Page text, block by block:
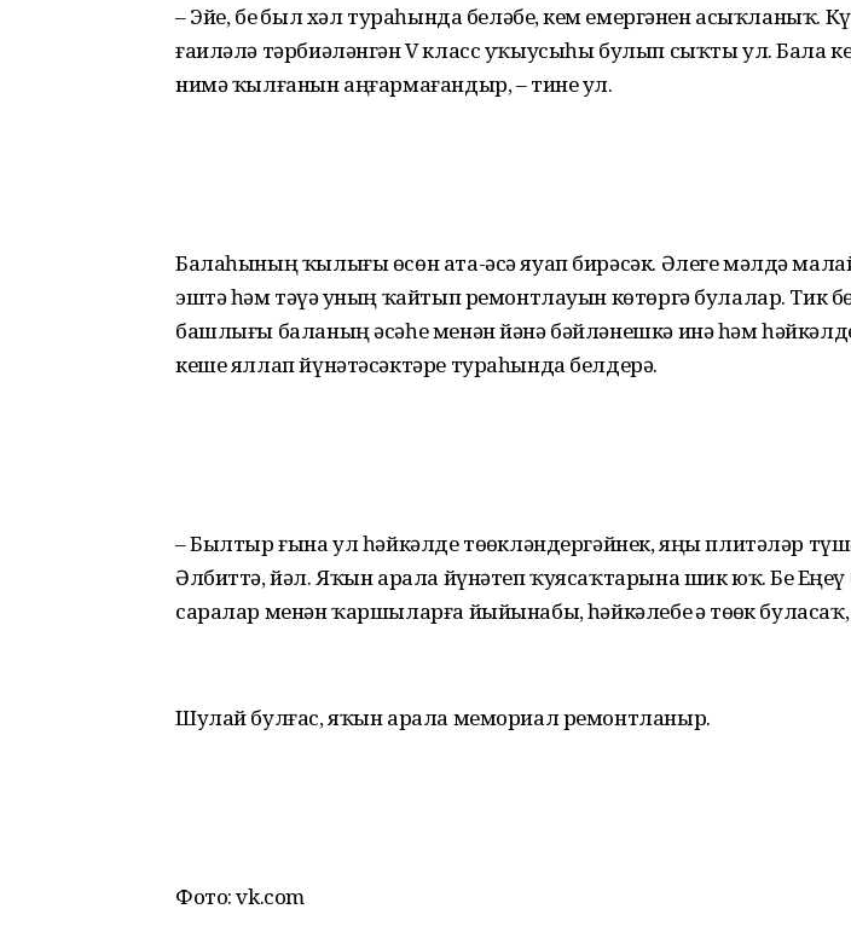
– Эйе, беҙ был хәл тураһында беләбеҙ, кем емергәнен асыҡланыҡ.
ғаиләлә тәрбиәләнгән V класс уҡыусыһы булып сыҡты ул. Бала
нимә ҡылғанын аңғармағандыр, – тине ул.
Балаһының ҡылығы өсөн ата-әсә яуап бирәсәк. Әлеге мәлдә
эштә һәм тәүҙә уның ҡайтып ремонтлауын көтөргә булалар. Тик
башлығы баланың әсәһе менән йәнә бәйләнешкә инә һәм
кеше яллап йүнәтәсәктәре тураһында белдерә.
– Былтыр ғына ул һәйкәлде төҙөкләндергәйнек, яңы плитәләр
Әлбиттә, йәл. Яҡын арала йүнәтеп ҡуясаҡтарына шик юҡ. Беҙ
саралар менән ҡаршыларға йыйынабыҙ, һәйкәлебеҙ ҙә төҙөк
Шулай булғас, яҡын арала мемориал ремонтланыр.
Фото: vk.com